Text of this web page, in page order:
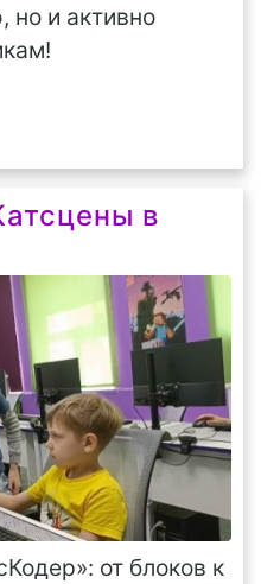
но и активно
в
от блоков к